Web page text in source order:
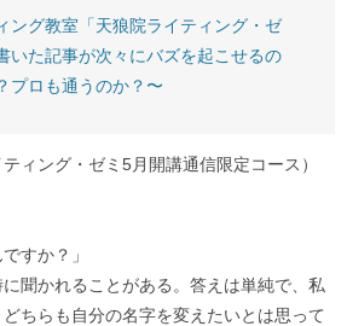
ング教室「天狼院ライティング・ゼ
いた記事が次々にバズを起こせるの
プロも通うのか？〜
ィング・ゼミ5月開講通信限定コース）
すか？」
聞かれることがある。答えは単純で、私
ちらも自分の名字を変えたいとは思って